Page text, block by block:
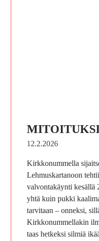
12.2.2026
Kirkkonummella
Lehmuskartanoon
valvontakäynti kesällä
yhtä kuin pukki
tarvitaan – onneksi,
Kirkkonummellakin
taas hetkeksi silmiä